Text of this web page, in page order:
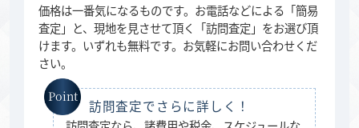
価格は一番気になるものです。お電話などによる「簡易
査定」と、現地を見させて頂く「訪問査定」をお選び頂
けます。いずれも無料です。お気軽にお問い合わせくだ
さい。
訪問査定でさらに詳しく！